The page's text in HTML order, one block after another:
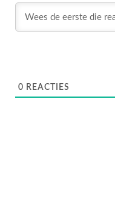
0 REACTIES